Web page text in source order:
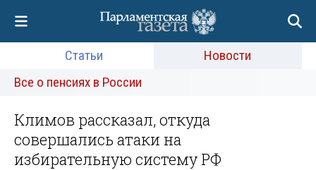
Статьи
Новости
Все о пенсиях в России
Климов рассказал, откуда
совершались атаки на
избирательную систему РФ